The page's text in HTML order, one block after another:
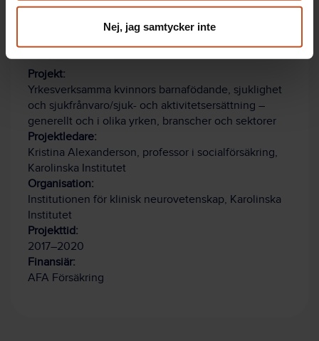
Nej, jag samtycker inte
Forskning om barnafödande och
sjukfrånvaro
Projekt:
Yrkesverksamma kvinnors barnafödande, sjuklighet
och sjukfrånvaro/sjuk- och aktivitetsersättning –
generellt och i olika yrken, branscher och sektorer
Projektledare:
Kristina Alexanderson, professor i socialförsäkring,
Karolinska Institutet
Organisation:
Institutionen för klinisk neurovetenskap, Karolinska
Institutet
Projekttid:
2017–2020
Finansiär:
AFA Försäkring